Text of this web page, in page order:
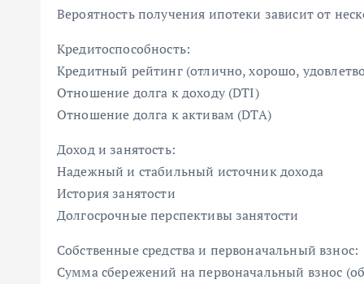
Вероятность получения ипотеки зависит от
Кредитоспособность:
Кредитный рейтинг (отлично, хорошо,
Отношение долга к доходу (DTI)
Отношение долга к активам (DTA)
Доход и занятость:
Надежный и стабильный источник дохода
История занятости
Долгосрочные перспективы занятости
Собственные средства и первоначальный взнос:
Сумма сбережений на первоначальный взнос